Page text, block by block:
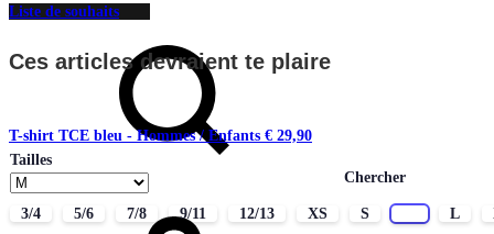
Chercher
Liste de souhaits
Ces articles devraient te plaire
T-shirt TCE bleu - Hommes / Enfants € 29,90
Tailles
3/4 5/6 7/8 9/11 12/13 XS S L